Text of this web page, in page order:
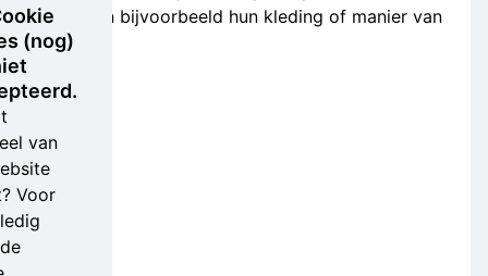
(nog)
van
Voor
herkent aan bijvoorbeeld hun kleding of manier van
bewegen.